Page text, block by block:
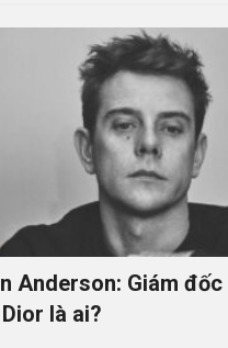
Anderson: Giám
là ai?